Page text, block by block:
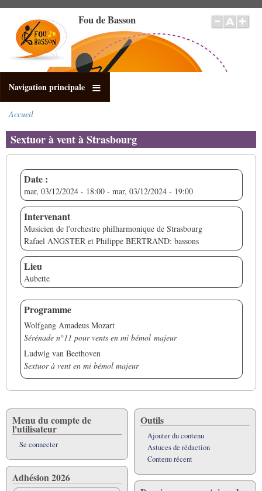
contenu
principal
Fou de Basson
Navigation principale
d'Ariane
Accueil
Sextuor à vent à Strasbourg
Date :
mar, 03/12/2024 - 18:00 - mar, 03/12/2024 - 19:00
Intervenant
Musicien de l'orchestre philharmonique de Strasbourg
Rafael ANGSTER et Philippe BERTRAND: bassons
Lieu
Aubette
Programme
Wolfgang Amadeus Mozart
Sérénade n°11 pour vents en mi bémol majeur
Ludwig van Beethoven
Sextuor à vent en mi bémol majeur
Menu du compte de
l'utilisateur
Se connecter
Adhésion 2026
Outils
Ajouter du contenu
Astuces de rédaction
Contenu récent